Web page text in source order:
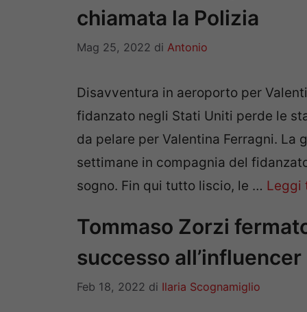
chiamata la Polizia
Mag 25, 2022 di Antonio
Disavventura in aeroporto per
fidanzato negli Stati Uniti perde le
da pelare per Valentina Ferragni.
settimane in compagnia del
sogno. Fin qui tutto liscio, le … Leggi
Tommaso Zorzi
successo all’influencer
Feb 18, 2022 di Ilaria Scognamiglio